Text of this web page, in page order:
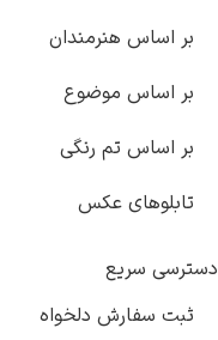
بر اساس هنرمندان
بر اساس موضوع
بر اساس تم رنگی
تابلوهای عکس
دسترسی سریع
ثبت سفارش دلخواه